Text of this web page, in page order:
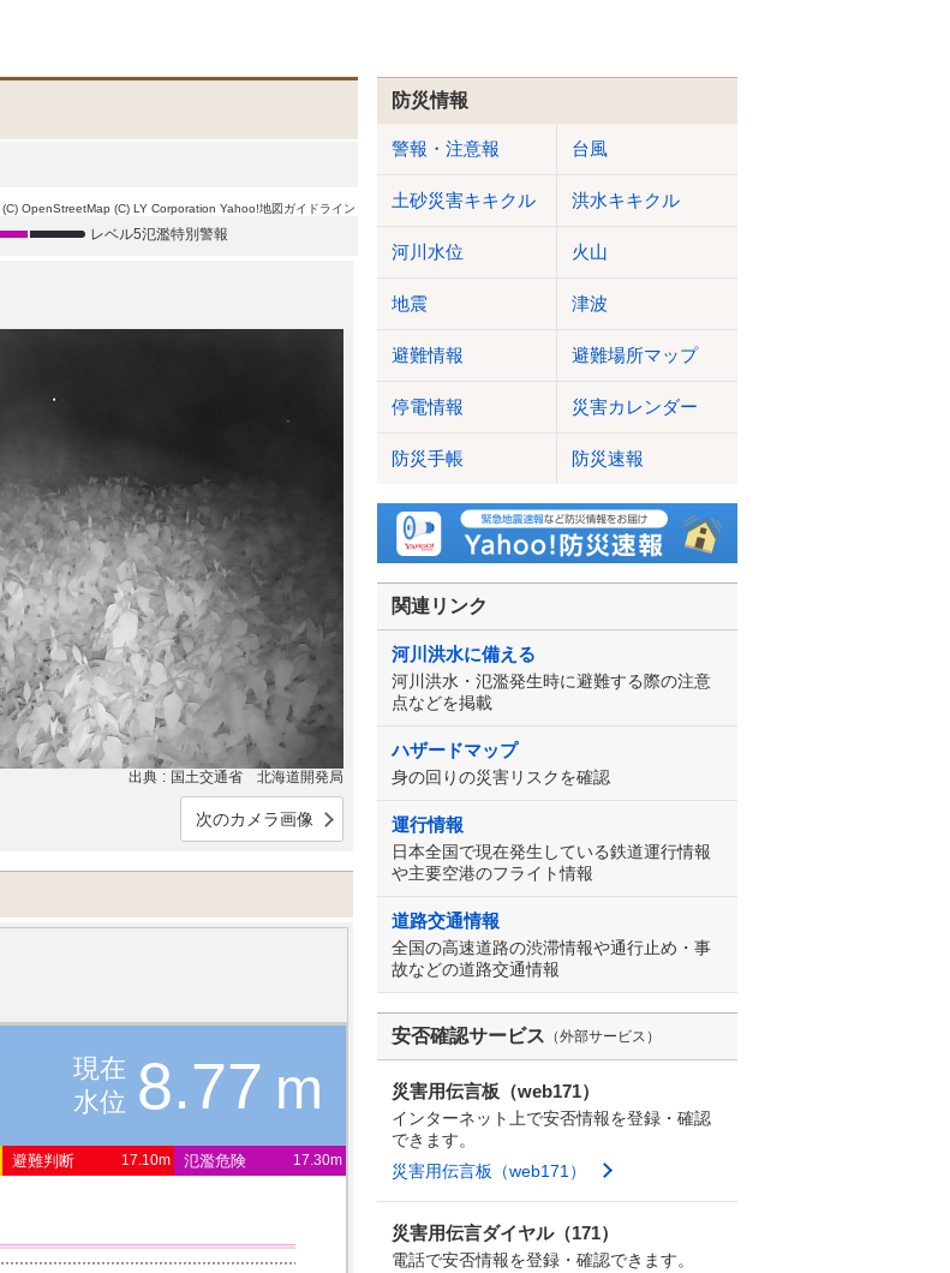
(C) OpenStreetMap (C) LY Corporation Yahoo!地図ガイドライン
レベル5氾濫特別警報
出典 国土交通省 北海道開発局
次のカメラ画像
現在
水位 8.77 m
避難判断 17.10m 氾濫危険 17.30m
防災情報
警報・注意報 台風
土砂災害キキクル 洪水キキクル
河川水位 火山
地震 津波
避難情報 避難場所マップ
停電情報 災害カレンダー
防災手帳 防災速報
関連リンク
河川洪水に備える
河川洪水・氾濫発生時に避難する際の注意
点などを掲載
ハザードマップ
身の回りの災害リスクを確認
運行情報
日本全国で現在発生している鉄道運行情報
や主要空港のフライト情報
道路交通情報
全国の高速道路の渋滞情報や通行止め・事
故などの道路交通情報
安否確認サービス （外部サービス）
災害用伝言板（web171）
インターネット上で安否情報を登録・確認
できます。
災害用伝言板（web171）
災害用伝言ダイヤル（171）
電話で安否情報を登録・確認できます。